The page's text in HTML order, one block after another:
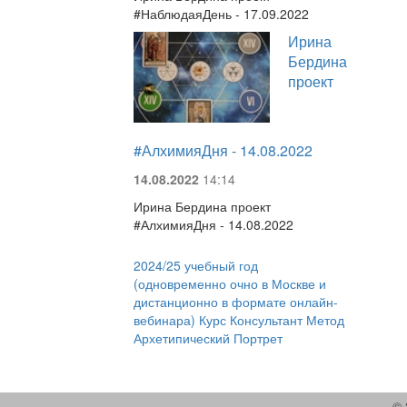
#НаблюдаяДень - 17.09.2022
Ирина
Бердина
проект
#АлхимияДня - 14.08.2022
14.08.2022 14:14
Ирина Бердина проект
#АлхимияДня - 14.08.2022
2024/25 учебный год
(одновременно очно в Москве и
дистанционно в формате онлайн-
вебинара) Курс Консультант Метод
Архетипический Портрет